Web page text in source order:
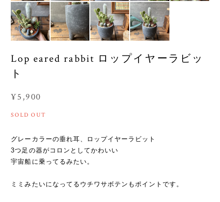
Lop eared rabbit ロップイヤーラビッ
ト
¥5,900
SOLD OUT
グレーカラーの垂れ耳、ロップイヤーラビット
3つ足の器がコロンとしてかわいい
宇宙船に乗ってるみたい。
ミミみたいになってるウチワサボテンもポイントです。